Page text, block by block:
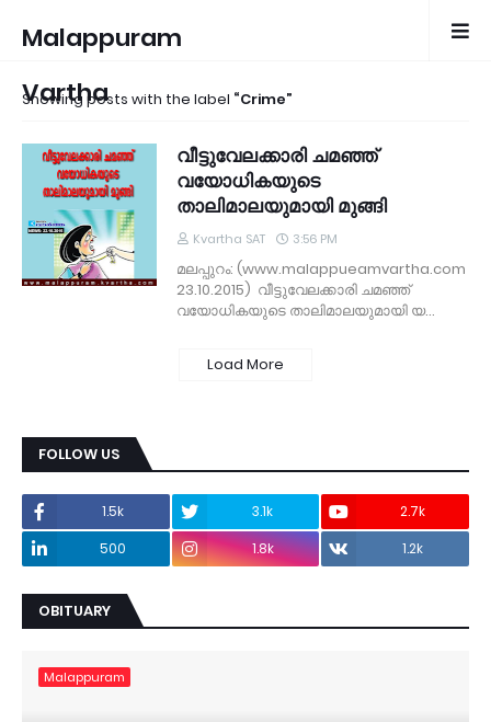
Malappuram
Vartha
Showing posts with the label Crime
വീട്ടുവേലക്കാരി ചമഞ്ഞ്
വയോധികയുടെ
താലിമാലയുമായി മുങ്ങി
Kvartha SAT 3:56 PM
മലപ്പുറം: (www.malappueamvartha.com
23.10.2015) വീട്ടുവേലക്കാരി ചമഞ്ഞ്
വയോധികയുടെ താലിമാലയുമായി യ…
Load More
FOLLOW US
1.5k 3.1k
2.7k
500
1.8k 1.2k
OBITUARY
Malappuram